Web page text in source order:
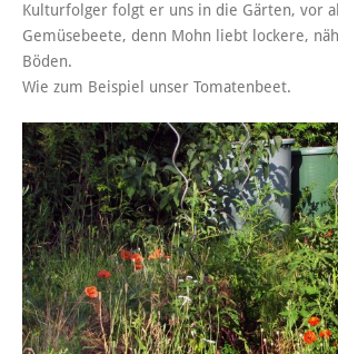
Kulturfolger folgt er uns in die Gärten, vor
Gemüsebeete, denn Mohn liebt lockere,
Böden.
Wie zum Beispiel unser Tomatenbeet.